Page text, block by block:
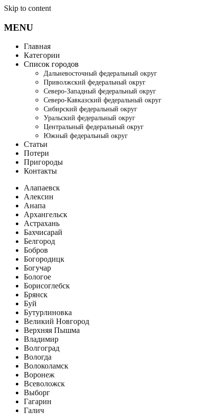
Skip to content
MENU
Главная
Категории
Список городов
Дальневосточный федеральный округ
Приволжский федеральный округ
Северо-Западный федеральный округ
Северо-Кавказский федеральный округ
Сибирский федеральный округ
Уральский федеральный округ
Центральный федеральный округ
Южный федеральный округ
Статьи
Потери
Пригороды
Контакты
Алапаевск
Алексин
Анапа
Архангельск
Астрахань
Бахчисарай
Белгород
Бобров
Богородицк
Богучар
Бологое
Борисоглебск
Брянск
Буй
Бутурлиновка
Великий Новгород
Верхняя Пышма
Владимир
Волгоград
Вологда
Волоколамск
Воронеж
Всеволожск
Выборг
Гагарин
Галич